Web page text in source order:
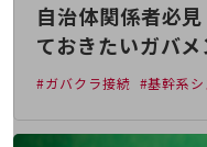
クラウド・データセンター
自治体関係者必
ておきたいガバ
#ガバクラ接続 #基幹系